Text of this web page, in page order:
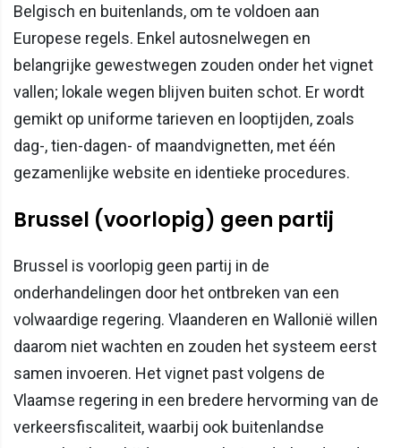
Belgisch en buitenlands, om te voldoen aan
Europese regels. Enkel autosnelwegen en
belangrijke gewestwegen zouden onder het vignet
vallen; lokale wegen blijven buiten schot. Er wordt
gemikt op uniforme tarieven en looptijden, zoals
dag-, tien-dagen- of maandvignetten, met één
gezamenlijke website en identieke procedures.
Brussel (voorlopig) geen partij
Brussel is voorlopig geen partij in de
onderhandelingen door het ontbreken van een
volwaardige regering. Vlaanderen en Wallonië willen
daarom niet wachten en zouden het systeem eerst
samen invoeren. Het vignet past volgens de
Vlaamse regering in een bredere hervorming van de
verkeersfiscaliteit, waarbij ook buitenlandse